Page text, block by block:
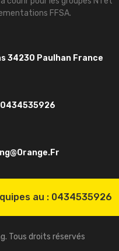
FFSA.
34230 Paulhan France
au : 0434535926
Tous droits réservés